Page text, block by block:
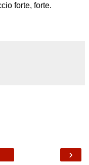
forte, forte.
›